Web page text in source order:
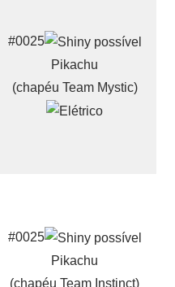
#0025
Pikachu
(chapéu Team Mystic)
#0025
Pikachu
(chapéu Team Instinct)